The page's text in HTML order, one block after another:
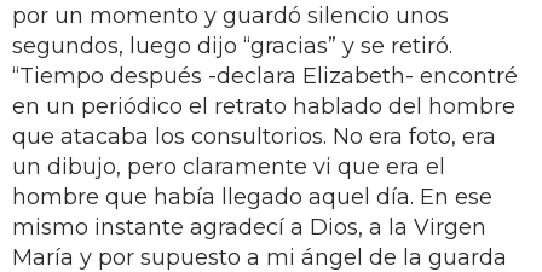
por un momento y guardó silencio unos
segundos, luego dijo “gracias” y se retiró.
“Tiempo después -declara Elizabeth- encontré
en un periódico el retrato hablado del hombre
que atacaba los consultorios. No era foto, era
un dibujo, pero claramente vi que era el
hombre que había llegado aquel día. En ese
mismo instante agradecí a Dios, a la Virgen
María y por supuesto a mi ángel de la guarda